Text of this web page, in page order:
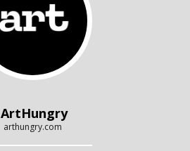
ArtHungry
arthungry.com